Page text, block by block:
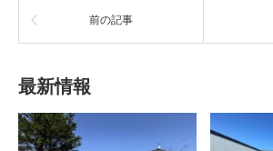
前の記事
最新情報